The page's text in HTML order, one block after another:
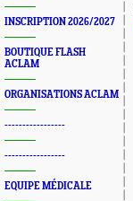
INSCRIPTION 2026/2027
BOUTIQUE FLASH
ACLAM
ORGANISATIONS ACLAM
-----------------
-----------------
EQUIPE MÉDICALE